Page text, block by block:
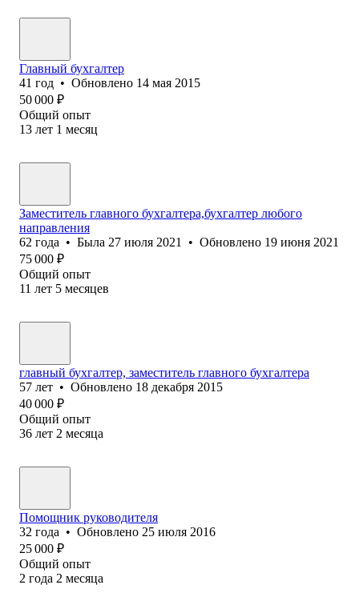
Главный бухгалтер
41 год • Обновлено 14 мая 2015
50 000 ₽
Общий опыт
13 лет 1 месяц
Заместитель главного бухгалтера,бухгалтер любого
направления
62 года • Была 27 июля 2021 • Обновлено 19 июня 2021
75 000 ₽
Общий опыт
11 лет 5 месяцев
главный бухгалтер, заместитель главного бухгалтера
57 лет • Обновлено 18 декабря 2015
40 000 ₽
Общий опыт
36 лет 2 месяца
Помощник руководителя
32 года • Обновлено 25 июля 2016
25 000 ₽
Общий опыт
2 года 2 месяца